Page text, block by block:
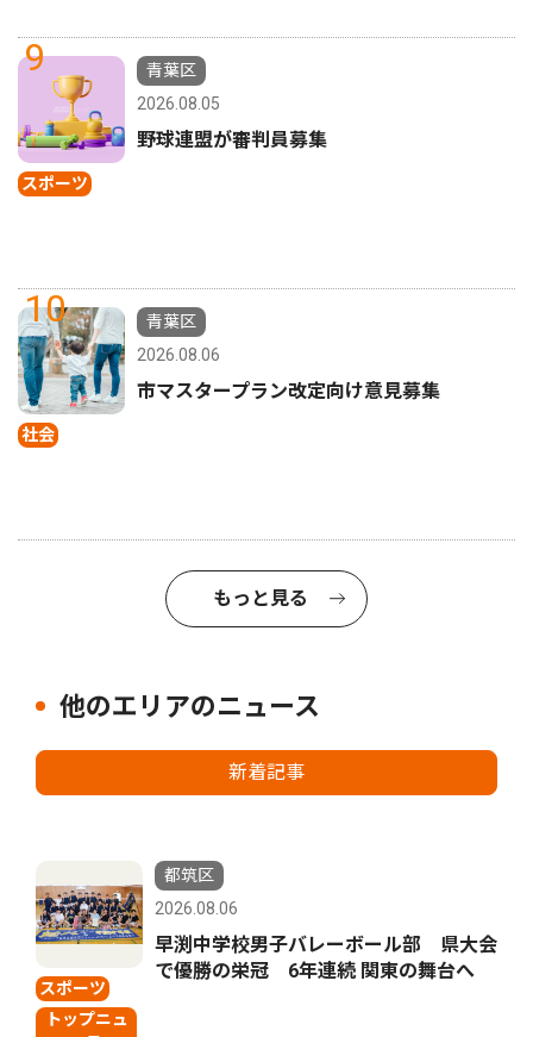
9
スポーツ
青葉区
2026.08.05
野球連盟が審判員募集
10
社会
青葉区
2026.08.06
市マスタープラン改定向け意見募集
もっと見る
他のエリアのニュース
新着記事
スポーツ
トップニュ
都筑区
2026.08.06
早渕中学校男子バレーボール部 県大会
で優勝の栄冠 6年連続 関東の舞台へ